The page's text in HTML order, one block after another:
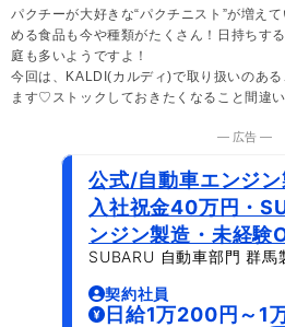
パクチーが大好きな“パクチニスト”が増え
める食品も今や種類がたくさん！日持ちす
庭も多いようですよ！
今回は、KALDI(カルディ)で取り扱いのあ
ます♡ストックしておきたくなること間違い
― 広告 ―
公式/自動車エンジ
入社祝金40万円・
ンジン製造・未経験
円以上/寮費・水道・
社員登用あり
SUBARU 自動車部門 群馬
契約社員
日給1万200円～1